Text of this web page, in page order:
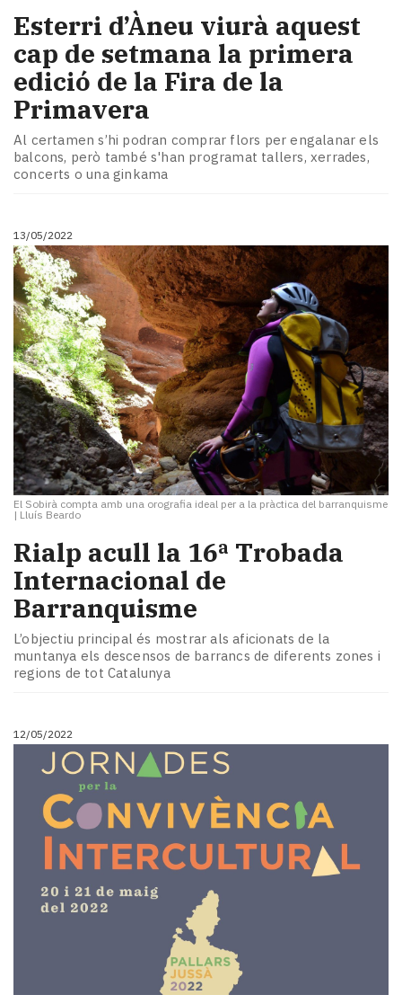
Esterri d’Àneu viurà aquest
cap de setmana la primera
edició de la Fira de la
Primavera
Al certamen s’hi podran comprar flors per engalanar els
balcons, però també s'han programat tallers, xerrades,
concerts o una ginkama
13/05/2022
El Sobirà compta amb una orografia ideal per a la pràctica del barranquisme
| Lluís Beardo
Rialp acull la 16ª Trobada
Internacional de
Barranquisme
L’objectiu principal és mostrar als aficionats de la
muntanya els descensos de barrancs de diferents zones i
regions de tot Catalunya
12/05/2022